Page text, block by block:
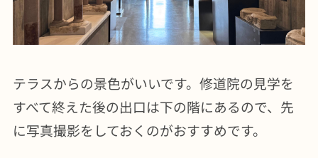
テラスからの景色がいいです。修道院の見学を
すべて終えた後の出口は下の階にあるので、先
に写真撮影をしておくのがおすすめです。